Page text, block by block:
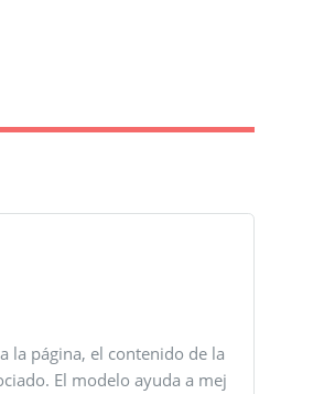
la página, el contenido de la
El modelo ayuda a mej